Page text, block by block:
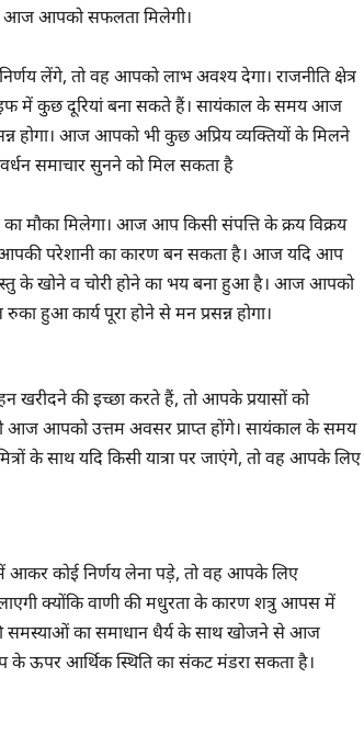
आज आपको सफलता मिलेगी।
लेंगे, तो वह आपको लाभ अवश्य देगा। राजनीति क्षेत्र
में कुछ दूरियां बना सकते हैं। सायंकाल के समय आज
होगा। आज आपको भी कुछ अप्रिय व्यक्तियों के मिलने
समाचार सुनने को मिल सकता है
का मौका मिलेगा। आज आप किसी संपत्ति के क्रय विक्रय
परेशानी का कारण बन सकता है। आज यदि आप
के खोने व चोरी होने का भय बना हुआ है। आज आपको
हुआ कार्य पूरा होने से मन प्रसन्न होगा।
की इच्छा करते हैं, तो आपके प्रयासों को
आज आपको उत्तम अवसर प्राप्त होंगे। सायंकाल के समय
के साथ यदि किसी यात्रा पर जाएंगे, तो वह आपके लिए
कोई निर्णय लेना पड़े, तो वह आपके लिए
क्योंकि वाणी की मधुरता के कारण शत्रु आपस में
की समस्याओं का समाधान धैर्य के साथ खोजने से आज
के ऊपर आर्थिक स्थिति का संकट मंडरा सकता है।